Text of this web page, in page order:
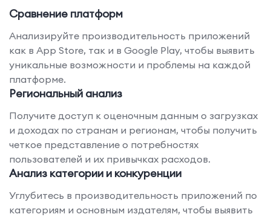
Сравнение платформ
Анализируйте производительность приложений
как в App Store, так и в Google Play, чтобы выявить
уникальные возможности и проблемы на каждой
платформе.
Региональный анализ
Получите доступ к оценочным данным о загрузках
и доходах по странам и регионам, чтобы получить
четкое представление о потребностях
пользователей и их привычках расходов.
Анализ категории и конкуренции
Углубитесь в производительность приложений по
категориям и основным издателям, чтобы выявить